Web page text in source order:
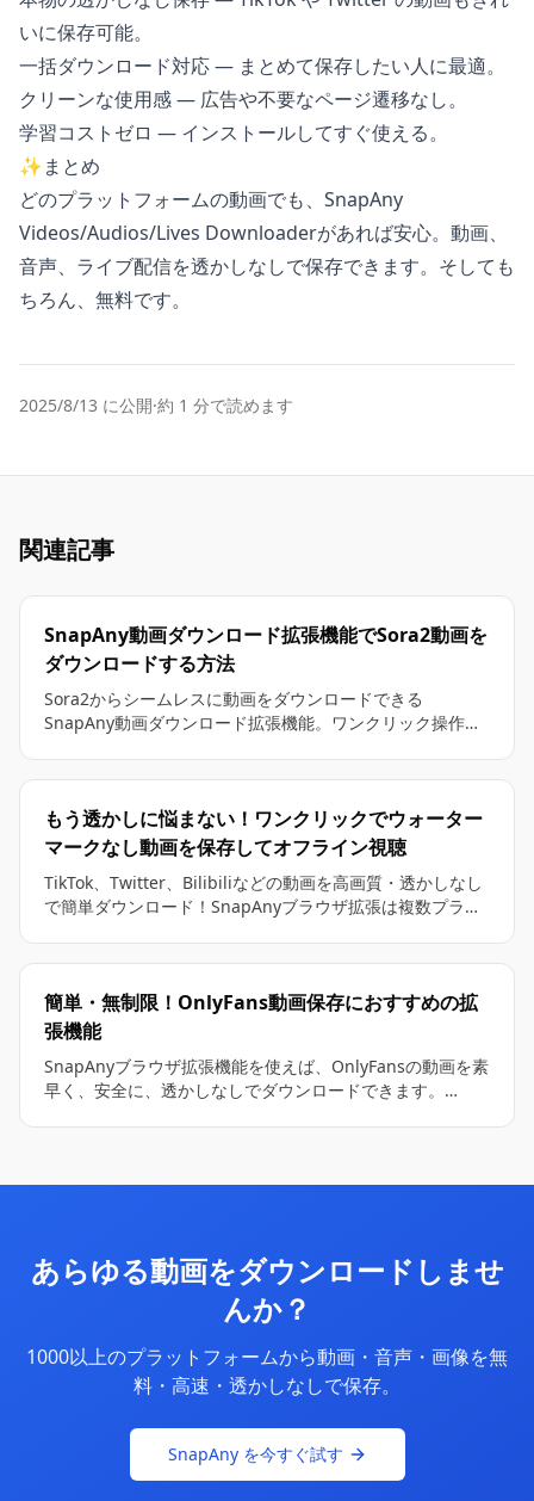
いに保存可能。
一括ダウンロード対応 — まとめて保存したい人に最適。
クリーンな使用感 — 広告や不要なページ遷移なし。
学習コストゼロ — インストールしてすぐ使える。
✨まとめ
どのプラットフォームの動画でも、 SnapAny
Videos/Audios/Lives Downloaderがあれば安心。動画、
音声、ライブ配信を透かしなしで保存できます。そしても
ちろん、無料です。
2025/8/13 に公開·約 1 分で読めます
関連記事
SnapAny動画ダウンロード拡張機能でSora2動画を
ダウンロードする方法
Sora2からシームレスに動画をダウンロードできる
SnapAny動画ダウンロード拡張機能。ワンクリック操作
もう透かしに悩まない！ワンクリックでウォーター
マークなし動画を保存してオフライン視聴
TikTok、Twitter、Bilibiliなどの動画を高画質・透かしなし
で簡単ダウンロード！SnapAnyブラウザ拡張は複数プラッ
簡単・無制限！OnlyFans動画保存におすすめの拡
張機能
SnapAnyブラウザ拡張機能を使えば、OnlyFansの動画を素
早く、安全に、透かしなしでダウンロードできます。
です。
あらゆる動画をダウンロードしませ
んか？
1000以上のプラットフォームから動画・音声・画像を無
料・高速・透かしなしで保存。
SnapAny を今すぐ試す